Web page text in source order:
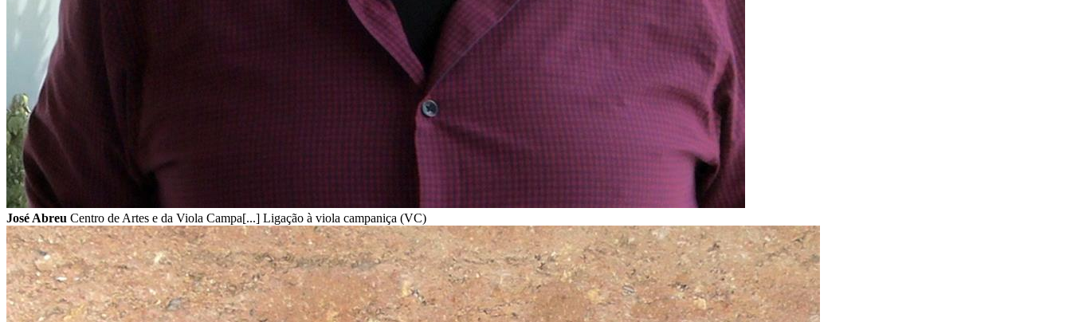
José Abreu Centro de Artes e da Viola Campa[...] Ligação à viola campaniça (VC)